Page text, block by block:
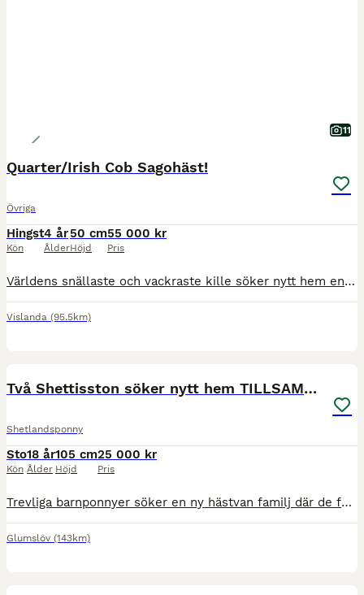
11
Quarter/Irish Cob Sagohäst!
Övriga
Hingst
Kön
4 år
Ålder
50 cm
Höjd
55 000 kr
Pris
Världens snällaste och vackraste kille söker nytt hem endast på grund av tidsbrist. RoRo är en super snäll och följsam kille som mer än gärna följer en hack i häl dagarna i ända. Översocial och trygg
Vislanda (95.5km)
Två Shettisston söker nytt hem TILLSAMMANS
Shetlandsponny
Sto
Kön
18 år
Ålder
105 cm
Höjd
25 000 kr
Pris
Trevliga barnponnyer söker en ny hästvan familj där de får mycket kärlek och får komma ut på rid- och körturer. Kan stå på box eller gå på lösdrift. Sto född 2008, ca 105cm. Älskar att bli ompyssla
Glumslöv (143km)